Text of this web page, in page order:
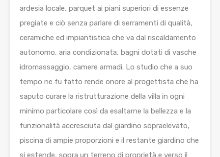
ardesia locale, parquet ai piani superiori di essenze
pregiate e ciò senza parlare di serramenti di qualità,
ceramiche ed impiantistica che va dal riscaldamento
autonomo, aria condizionata, bagni dotati di vasche
idromassaggio, camere armadi. Lo studio che a suo
tempo ne fu fatto rende onore al progettista che ha
saputo curare la ristrutturazione della villa in ogni
minimo particolare così da esaltarne la bellezza e la
funzionalità accresciuta dal giardino sopraelevato,
piscina di ampie proporzioni e il restante giardino che
si estende, sopra un terreno di proprietà e verso il